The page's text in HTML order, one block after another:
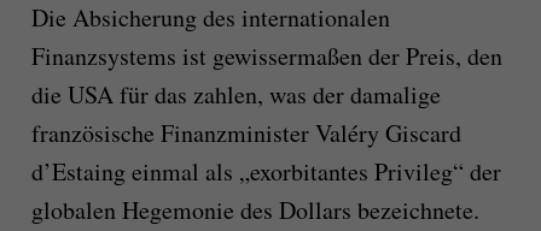
Die Absicherung des internationalen
Finanzsystems ist gewissermaßen der Preis, den
die USA für das zahlen, was der damalige
französische Finanzminister Valéry Giscard
d’Estaing einmal als „exorbitantes Privileg“ der
globalen Hegemonie des Dollars bezeichnete.